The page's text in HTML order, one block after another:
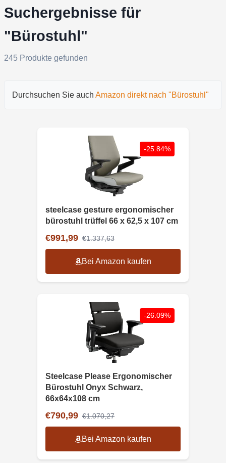
Suchergebnisse für
"Bürostuhl"
245 Produkte gefunden
Durchsuchen Sie auch Amazon direkt nach "Bürostuhl"
-25.84%
steelcase gesture ergonomischer
bürostuhl trüffel 66 x 62,5 x 107 cm
€991,99 €1.337,63
Bei Amazon kaufen
-26.09%
Steelcase Please Ergonomischer
Bürostuhl Onyx Schwarz,
66x64x108 cm
€790,99 €1.070,27
Bei Amazon kaufen